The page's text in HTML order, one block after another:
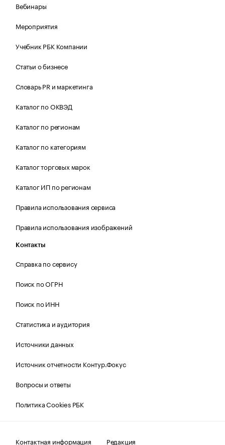
Вебинары
Мероприятия
Учебник РБК Компании
Статьи о бизнесе
Словарь PR и маркетинга
Каталог по ОКВЭД
Каталог по регионам
Каталог по категориям
Каталог торговых марок
Каталог ИП по регионам
Правила использования сервиса
Правила использования изображений
Контакты
Справка по сервису
Поиск по ОГРН
Поиск по ИНН
Статистика и аудитория
Источники данных
Источник отчетности Контур.Фокус
Вопросы и ответы
Политика Cookies РБК
Контактная информация Редакция